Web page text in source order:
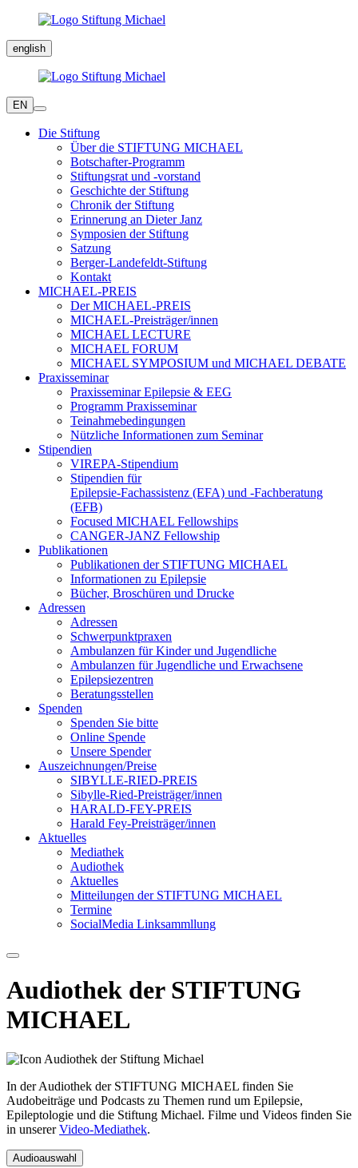
english
EN
Die Stiftung
Über die STIFTUNG MICHAEL
Botschafter-Programm
Stiftungsrat und -vorstand
Geschichte der Stiftung
Chronik der Stiftung
Erinnerung an Dieter Janz
Symposien der Stiftung
Satzung
Berger-Landefeldt-Stiftung
Kontakt
MICHAEL-PREIS
Der MICHAEL-PREIS
MICHAEL-Preisträger/innen
MICHAEL LECTURE
MICHAEL FORUM
MICHAEL SYMPOSIUM und MICHAEL DEBATE
Praxisseminar
Praxisseminar Epilepsie & EEG
Programm Praxisseminar
Teinahmebedingungen
Nützliche Informationen zum Seminar
Stipendien
VIREPA-Stipendium
Stipendien für
Epilepsie-Fachassistenz (EFA) und -Fachberatung
(EFB)
Focused MICHAEL Fellowships
CANGER-JANZ Fellowship
Publikationen
Publikationen der STIFTUNG MICHAEL
Informationen zu Epilepsie
Bücher, Broschüren und Drucke
Adressen
Adressen
Schwerpunktpraxen
Ambulanzen für Kinder und Jugendliche
Ambulanzen für Jugendliche und Erwachsene
Epilepsiezentren
Beratungsstellen
Spenden
Spenden Sie bitte
Online Spende
Unsere Spender
Auszeichnungen/Preise
SIBYLLE-RIED-PREIS
Sibylle-Ried-Preisträger/innen
HARALD-FEY-PREIS
Harald Fey-Preisträger/innen
Aktuelles
Mediathek
Audiothek
Aktuelles
Mitteilungen der STIFTUNG MICHAEL
Termine
SocialMedia Linksammllung
Audiothek der STIFTUNG
MICHAEL
In der Audiothek der STIFTUNG MICHAEL finden Sie
Audobeiträge und Podcasts zu Themen rund um Epilepsie,
Epileptologie und die Stiftung Michael. Filme und Videos finden Sie
in unsererVideo-Mediathek.
Audioauswahl